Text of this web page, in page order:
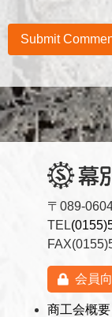
〒089-
TEL
会員
商工会概要